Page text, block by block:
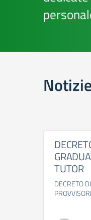
Notizie
TUTOR
DECRETO